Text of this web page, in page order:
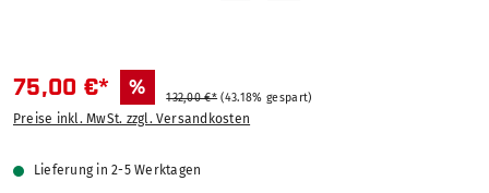
75,00 €* % 132,00 €* (43.18% gespart)
Preise inkl. MwSt. zzgl. Versandkosten
Lieferung in 2-5 Werktagen